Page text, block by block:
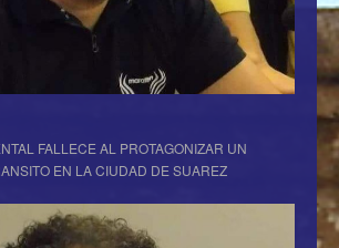
FALLECE AL PROTAGONIZAR UN
EN LA CIUDAD DE SUAREZ